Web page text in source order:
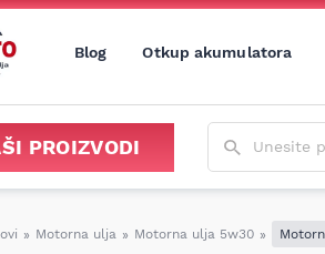
Blog Otkup akumulatora
PROIZVODI
» Motorna ulja » Motorna ulja 5w30 »